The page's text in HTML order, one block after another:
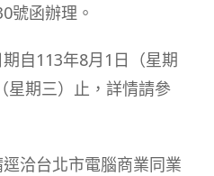
號函辦理。
自113年8月1日（星期
星期三）止，詳情請參
洽台北市電腦商業同業